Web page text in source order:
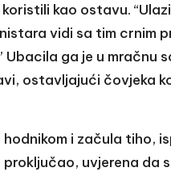
kao ostavu.
vidi sa tim crnim
ga je u mračnu
ostavljajući čovjeka
i začula tiho,
proključao, uvjerena da